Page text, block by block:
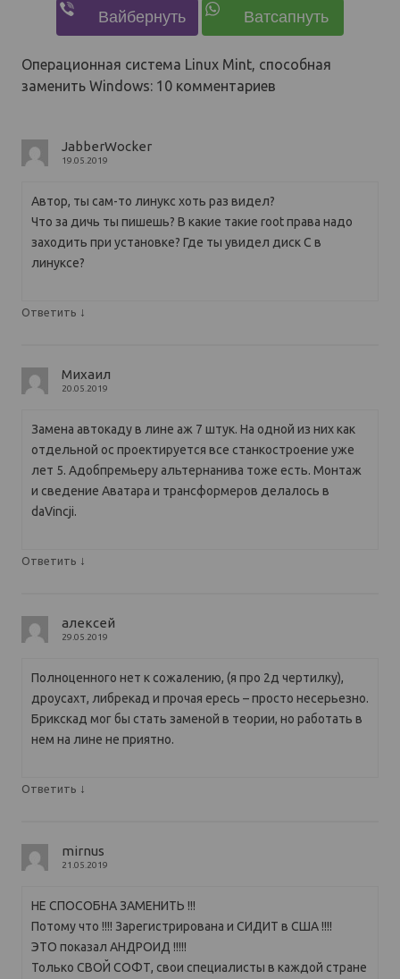
Операционная система Linux Mint, способная
заменить Windows: 10 комментариев
JabberWocker
19.05.2019
Автор, ты сам-то линукс хоть раз видел?
Что за дичь ты пишешь? В какие такие root права надо
заходить при установке? Где ты увидел диск С в
линуксе?
Ответить ↓
Михаил
20.05.2019
Замена автокаду в лине аж 7 штук. На одной из них как
отдельной ос проектируется все станкостроение уже
лет 5. Адобпремьеру альтернанива тоже есть. Монтаж
и сведение Аватара и трансформеров делалось в
daVincji.
Ответить ↓
алексей
29.05.2019
Полноценного нет к сожалению, (я про 2д чертилку),
дроусахт, либрекад и прочая ересь – просто несерьезно.
Брикскад мог бы стать заменой в теории, но работать в
нем на лине не приятно.
Ответить ↓
mirnus
21.05.2019
НЕ СПОСОБНА ЗАМЕНИТЬ !!!
Потому что !!!! Зарегистрирована и СИДИТ в США !!!!
ЭТО показал АНДРОИД !!!!!
Только СВОЙ СОФТ, свои специалисты в каждой стране